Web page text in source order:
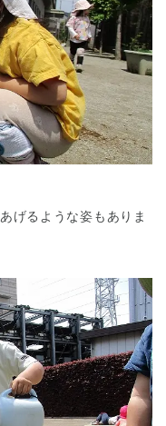
千葉県 全域
埼玉県 全域
兵庫県 全域
げるような姿もありま